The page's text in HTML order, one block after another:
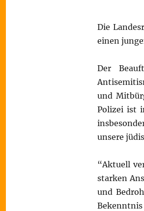
Die
einen
Der
und
Polizei ist
unsere
“Aktuell
starken
und